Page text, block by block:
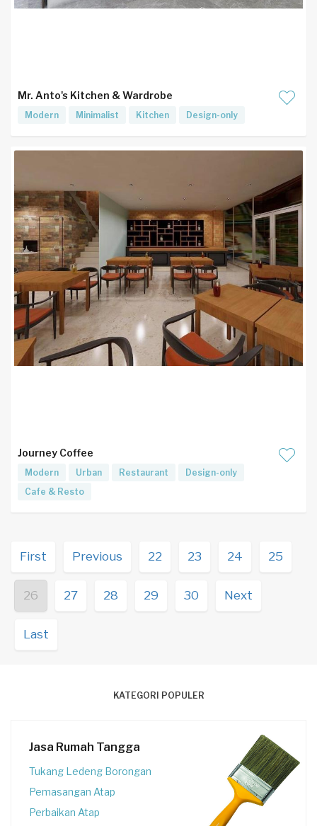
Mr. Anto's Kitchen & Wardrobe
Modern Minimalist Kitchen Design-only
Journey Coffee
Modern Urban Restaurant
Design-only
Cafe & Resto
First Previous 22 23 24 25
26 27 28 29 30 Next
Last
KATEGORI POPULER
Jasa Rumah Tangga
Tukang Ledeng Borongan
Pemasangan Atap
Perbaikan Atap